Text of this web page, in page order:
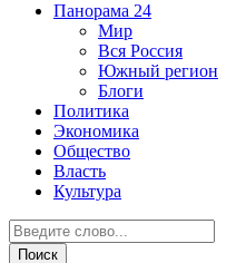
Панорама 24
Мир
Вся Россия
Южный регион
Блоги
Политика
Экономика
Общество
Власть
Культура